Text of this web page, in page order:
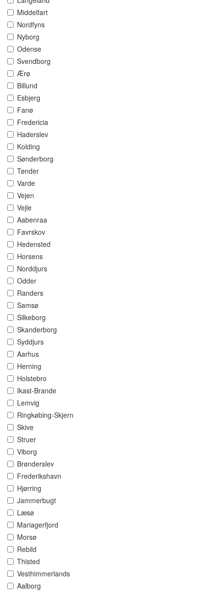
Middelfart
Nordfyns
Nyborg
Odense
Svendborg
Ærø
Billund
Esbjerg
Fanø
Fredericia
Haderslev
Kolding
Sønderborg
Tønder
Varde
Vejen
Vejle
Aabenraa
Favrskov
Hedensted
Horsens
Norddjurs
Odder
Randers
Samsø
Silkeborg
Skanderborg
Syddjurs
Aarhus
Herning
Holstebro
Ikast-Brande
Lemvig
Ringkøbing-Skjern
Skive
Struer
Viborg
Brønderslev
Frederikshavn
Hjørring
Jammerbugt
Læsø
Mariagerfjord
Morsø
Rebild
Thisted
Vesthimmerlands
Aalborg